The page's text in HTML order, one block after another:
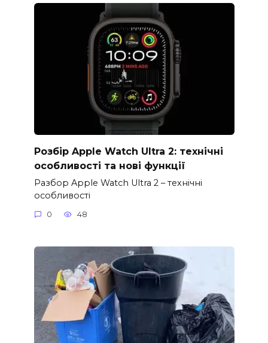
Розбір Apple Watch Ultra 2: технічні
особливості та нові функції
Разбор Apple Watch Ultra 2 – технічні
особливості
0 48